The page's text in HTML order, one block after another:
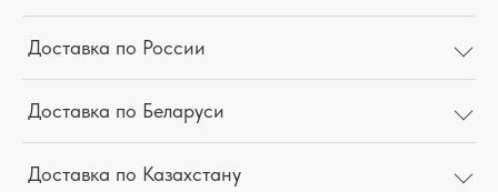
Доставка по России
Доставка по Беларуси
Доставка по Казахстану